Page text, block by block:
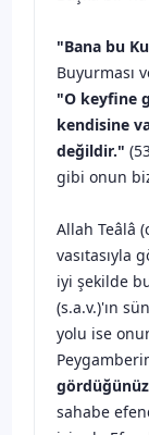
"Bana bu
Buyurması
"O keyfine
kendisine
değildir."
gibi onun
Allah Teâlâ
vasıtasıyla
iyi şekilde
(s.a.v.)'ın
yolu ise
gördüğünüz
sahabe